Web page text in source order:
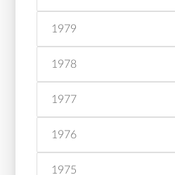
1979
1978
1977
1976
1975